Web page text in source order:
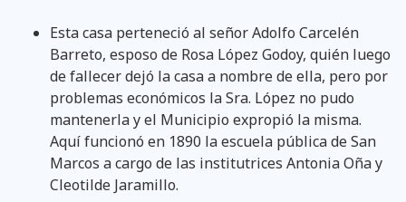
Esta casa perteneció al señor Adolfo Carcelén
Barreto, esposo de Rosa López Godoy, quién luego
de fallecer dejó la casa a nombre de ella, pero por
problemas económicos la Sra. López no pudo
mantenerla y el Municipio expropió la misma.
Aquí funcionó en 1890 la escuela pública de San
Marcos a cargo de las institutrices Antonia Oña y
Cleotilde Jaramillo.